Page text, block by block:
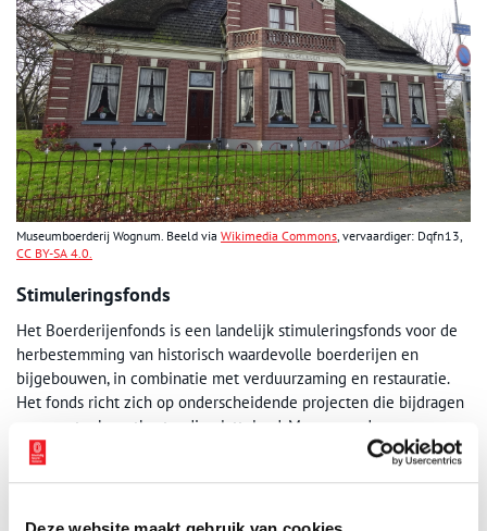
Museumboerderij Wognum. Beeld via Wikimedia Commons , vervaardiger: Dqfn13,
CC BY-SA 4.0.
Stimuleringsfonds
Het Boerderijenfonds is een landelijk stimuleringsfonds voor de
herbestemming van historisch waardevolle boerderijen en
bijgebouwen, in combinatie met verduurzaming en restauratie.
Het fonds richt zich op onderscheidende projecten die bijdragen
aan een toekomstbestendig platteland. Meer over de
gehonoreerde projecten en het Boerderijenfonds staat op